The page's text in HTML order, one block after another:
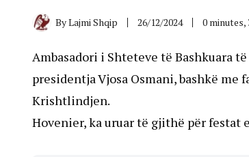
ByLajmi Shqip 26/12/2024 0 minutes,
Ambasadori i Shteteve të Bashkuara
presidentja Vjosa Osmani, bashkë
Krishtlindjen.
Hovenier, ka uruar të gjithë për festat